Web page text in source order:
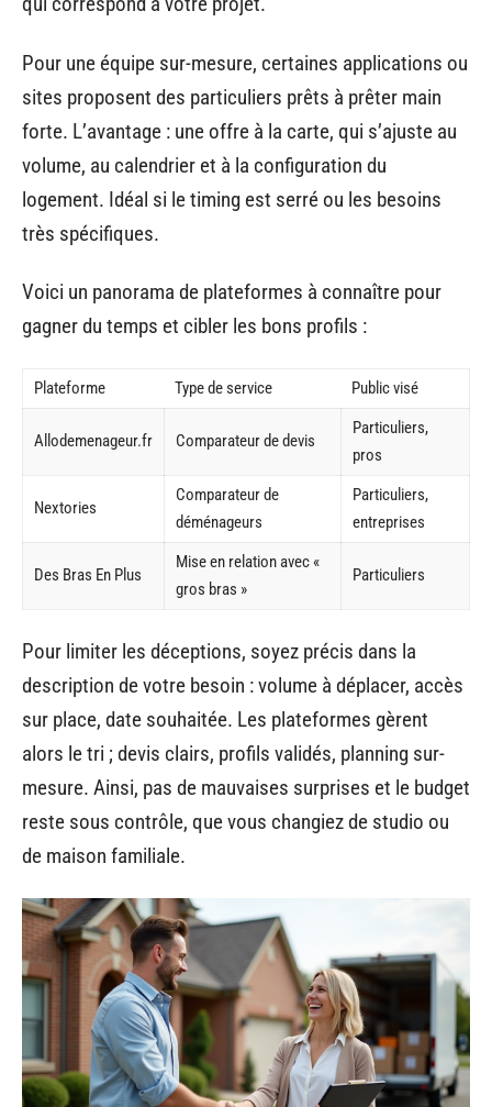
Pour une équipe sur-mesure, certaines applications ou
sites proposent des particuliers prêts à prêter main
forte. L’avantage : une offre à la carte, qui s’ajuste au
volume, au calendrier et à la configuration du
logement. Idéal si le timing est serré ou les besoins
très spécifiques.
Voici un panorama de plateformes à connaître pour
gagner du temps et cibler les bons profils :
Plateforme Type de service Public visé
Allodemenageur.fr Comparateur de devis
Particuliers,
pros
Nextories
Comparateur de
déménageurs
Particuliers,
entreprises
Des Bras En Plus
Mise en relation avec «
gros bras »
Particuliers
Pour limiter les déceptions, soyez précis dans la
description de votre besoin : volume à déplacer, accès
sur place, date souhaitée. Les plateformes gèrent
alors le tri ; devis clairs, profils validés, planning sur-
mesure. Ainsi, pas de mauvaises surprises et le budget
reste sous contrôle, que vous changiez de studio ou
de maison familiale.